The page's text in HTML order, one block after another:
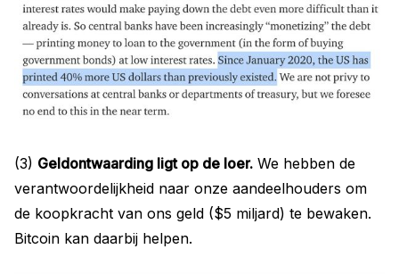
(3) Geldontwaarding ligt op de loer. We hebben de
verantwoordelijkheid naar onze aandeelhouders om
de koopkracht van ons geld ($5 miljard) te bewaken.
Bitcoin kan daarbij helpen.